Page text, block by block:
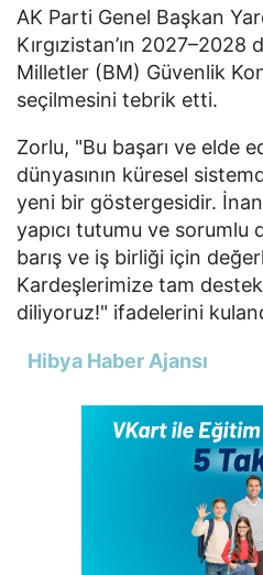
AK Parti Genel Başkan
Kırgızistan’ın
Milletler (BM) Güvenlik
seçilmesini tebrik etti.
Zorlu, "Bu başarı ve elde
dünyasının küresel
yeni bir göstergesidir.
yapıcı tutumu ve sorumlu
barış ve iş birliği için
Kardeşlerimize tam
diliyoruz!" ifadelerini
Hibya Haber Ajansı